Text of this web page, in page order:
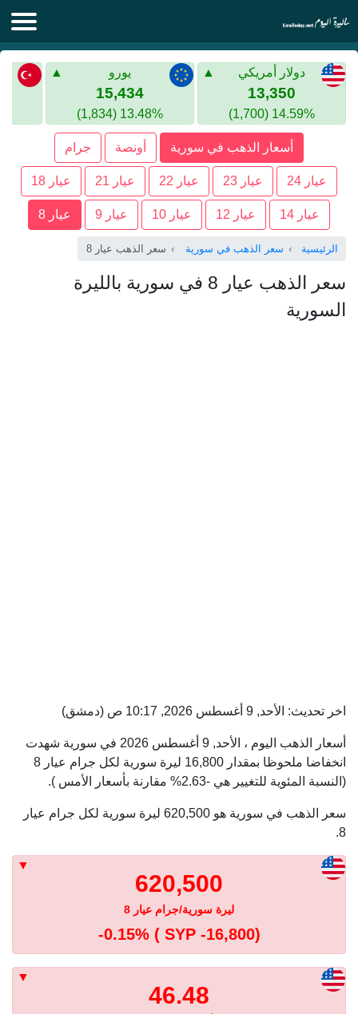
الليرة اليوم
الليرة السورية
الذهب في سوريا
الليرة التركية
الليرة التركية
الذهب في تركيا
اليورو الى الليرة التركية
دولار أمريكي
13,350
14.59% (1,700)
يورو
15,434
13.48% (1,834)
أسعار الذهب في سورية أونصة جرام
عيار 24 عيار 23 عيار 22 عيار 21 عيار 18
عيار 14 عيار 12 عيار 10 عيار 9 عيار 8
الرئيسية سعر الذهب في سورية سعر الذهب عيار 8
سعر الذهب عيار 8 في سورية بالليرة
السورية
اخر تحديث: الأحد, 9 أغسطس 2026, 10:17 ص (دمشق)
أسعار الذهب اليوم ، الأحد, 9 أغسطس 2026 في سورية شهدت
انخفاضا ملحوظا بمقدار 16,800 ليرة سورية لكل جرام عيار 8
(النسبة المئوية للتغيير هي -2.63% مقارنة بأسعار الأمس ).
سعر الذهب في سورية هو 620,500 ليرة سورية لكل جرام عيار
8.
620,500
ليرة سورية/جرام عيار 8
-0.15% ( SYP -16,800)
46.48